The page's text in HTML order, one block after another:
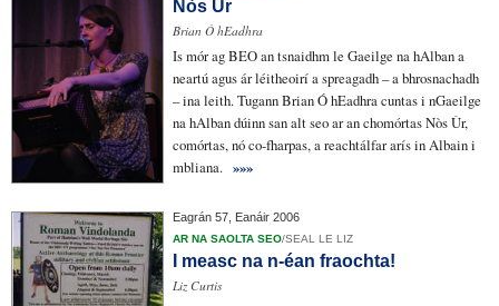
Nòs Ùr
Brian Ó hEadhra
Is mór ag BEO an tsnaidhm le Gaeilge na hAlban a
neartú agus ár léitheoirí a spreagadh – abhrosnachadh
– ina leith. Tugann Brian Ó hEadhra cuntas i nGaeilge
na hAlban dúinn san alt seo ar an chomórtasNòs Ùr,
comórtas, nó co-fharpas, a reachtálfararís in Albain i
mbliana. »»»
Eagrán 57, Eanáir 2006
AR NA SAOLTA SEO/SEAL LE LIZ
I measc na n-éan fraochta!
Liz Curtis